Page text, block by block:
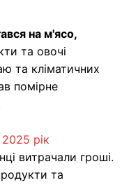
на м'ясо,
та овочі
та кліматичних
помірне
рік
витрачали гроші.
та